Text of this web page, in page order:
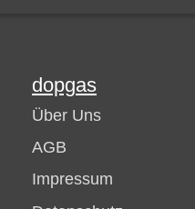
dopgas
Über Uns
AGB
Impressum